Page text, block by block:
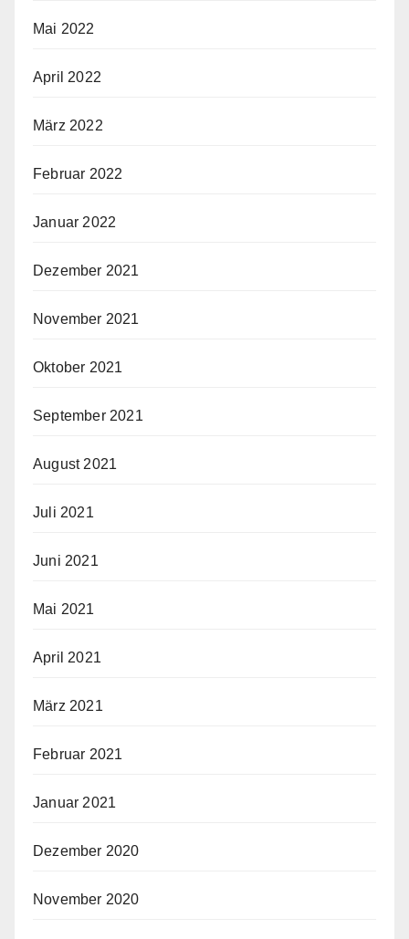
Mai 2022
April 2022
März 2022
Februar 2022
Januar 2022
Dezember 2021
November 2021
Oktober 2021
September 2021
August 2021
Juli 2021
Juni 2021
Mai 2021
April 2021
März 2021
Februar 2021
Januar 2021
Dezember 2020
November 2020